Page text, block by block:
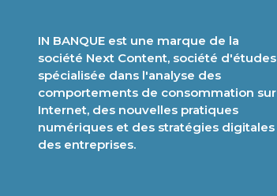
IN BANQUE est une marque de la
société Next Content, société d'études
spécialisée dans l'analyse des
comportements de consommation sur
Internet, des nouvelles pratiques
numériques et des stratégies digitales
des entreprises.